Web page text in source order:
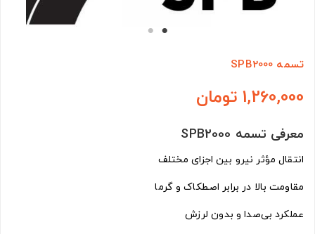
تسمه SPB2000
1,260,000 تومان
معرفی تسمه SPB2000
انتقال مؤثر نیرو بین اجزای مختلف
مقاومت بالا در برابر اصطکاک و گرما
عملکرد بی‌صدا و بدون لرزش